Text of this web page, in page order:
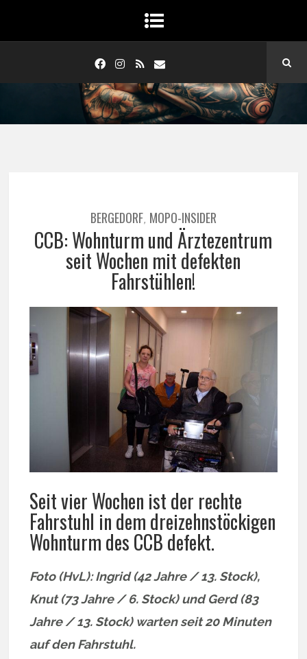
BERGEDORF, MOPO-INSIDER
CCB: Wohnturm und Ärztezentrum
seit Wochen mit defekten
Fahrstühlen!
Seit vier Wochen ist der rechte
Fahrstuhl in dem dreizehnstöckigen
Wohnturm des CCB defekt.
Foto (HvL): Ingrid (42 Jahre / 13. Stock),
Knut (73 Jahre / 6. Stock) und Gerd (83
Jahre / 13. Stock) warten seit 20 Minuten
auf den Fahrstuhl.